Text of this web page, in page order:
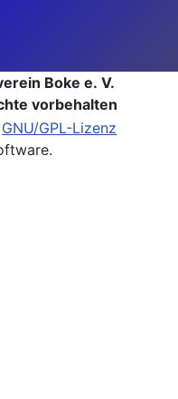
Boke e. V.
vorbehalten
GNU/GPL-Lizenz